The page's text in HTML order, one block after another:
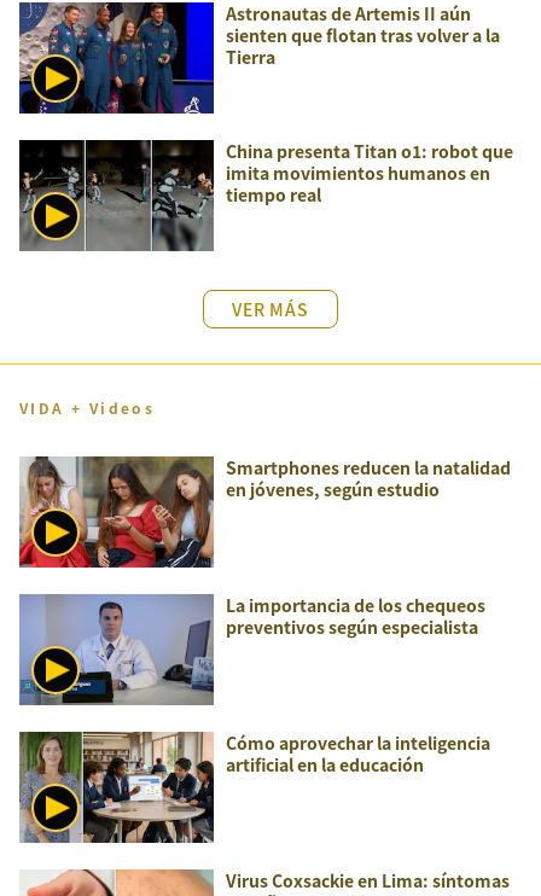
Astronautas de Artemis II aún
sienten que flotan tras volver a la
Tierra
China presenta Titan o1: robot que
imita movimientos humanos en
tiempo real
VER MÁS
VIDA + Videos
Smartphones reducen la natalidad
en jóvenes, según estudio
La importancia de los chequeos
preventivos según especialista
Cómo aprovechar la inteligencia
artificial en la educación
Virus Coxsackie en Lima: síntomas